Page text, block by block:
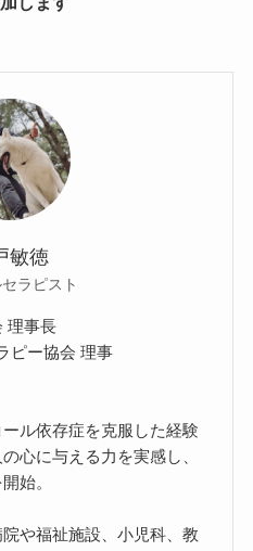
敏徳
ラピスト
理事長
ピー協会 理事
ル依存症を克服した経験
心に与える力を実感し、
始。
や福祉施設、小児科、教